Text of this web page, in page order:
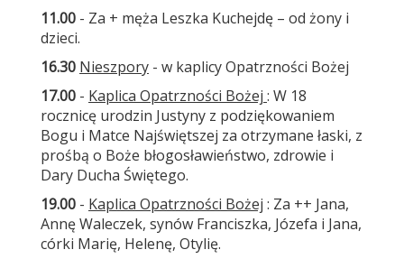
11.00 - Za + męża Leszka Kuchejdę – od żony i
dzieci.
16.30 Nieszpory - w kaplicy Opatrzności Bożej
17.00 - Kaplica Opatrzności Bożej : W 18
rocznicę urodzin Justyny z podziękowaniem
Bogu i Matce Najświętszej za otrzymane łaski, z
prośbą o Boże błogosławieństwo, zdrowie i
Dary Ducha Świętego.
19.00 - Kaplica Opatrzności Bożej : Za ++ Jana,
Annę Waleczek, synów Franciszka, Józefa i Jana,
córki Marię, Helenę, Otylię.